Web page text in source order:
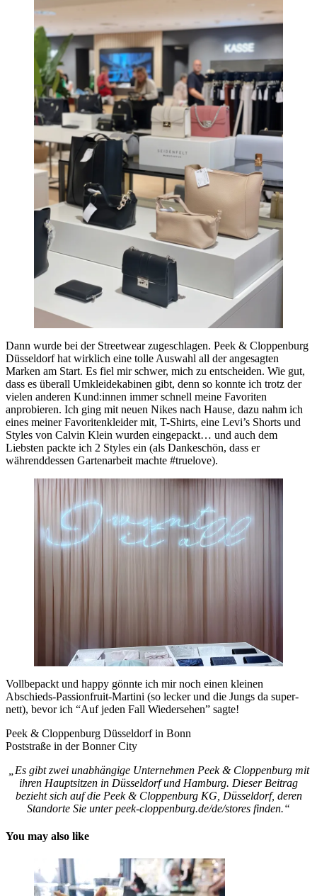
Dann wurde bei der Streetwear zugeschlagen. Peek & Cloppenburg
Düsseldorf hat wirklich eine tolle Auswahl all der angesagten
Marken am Start. Es fiel mir schwer, mich zu entscheiden. Wie gut,
dass es überall Umkleidekabinen gibt, denn so konnte ich trotz der
vielen anderen Kund:innen immer schnell meine Favoriten
anprobieren. Ich ging mit neuen Nikes nach Hause, dazu nahm ich
eines meiner Favoritenkleider mit, T-Shirts, eine Levi’s Shorts und
Styles von Calvin Klein wurden eingepackt… und auch dem
Liebsten packte ich 2 Styles ein (als Dankeschön, dass er
währenddessen Gartenarbeit machte #truelove).
Vollbepackt und happy gönnte ich mir noch einen kleinen
Abschieds-Passionfruit-Martini (so lecker und die Jungs da super-
nett), bevor ich “Auf jeden Fall Wiedersehen” sagte!
Peek & Cloppenburg Düsseldorf in Bonn
Poststraße in der Bonner City
„Es gibt zwei unabhängige Unternehmen Peek & Cloppenburg mit
ihren Hauptsitzen in Düsseldorf und Hamburg. Dieser Beitrag
bezieht sich auf die Peek & Cloppenburg KG, Düsseldorf, deren
Standorte Sie unter peek-cloppenburg.de/de/stores finden.“
You may also like